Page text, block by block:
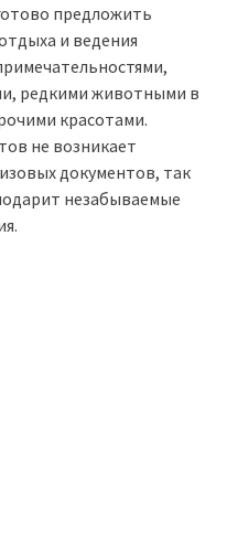
предложить
и ведения
редкими животными в
красотами.
не возникает
документов, так
незабываемые